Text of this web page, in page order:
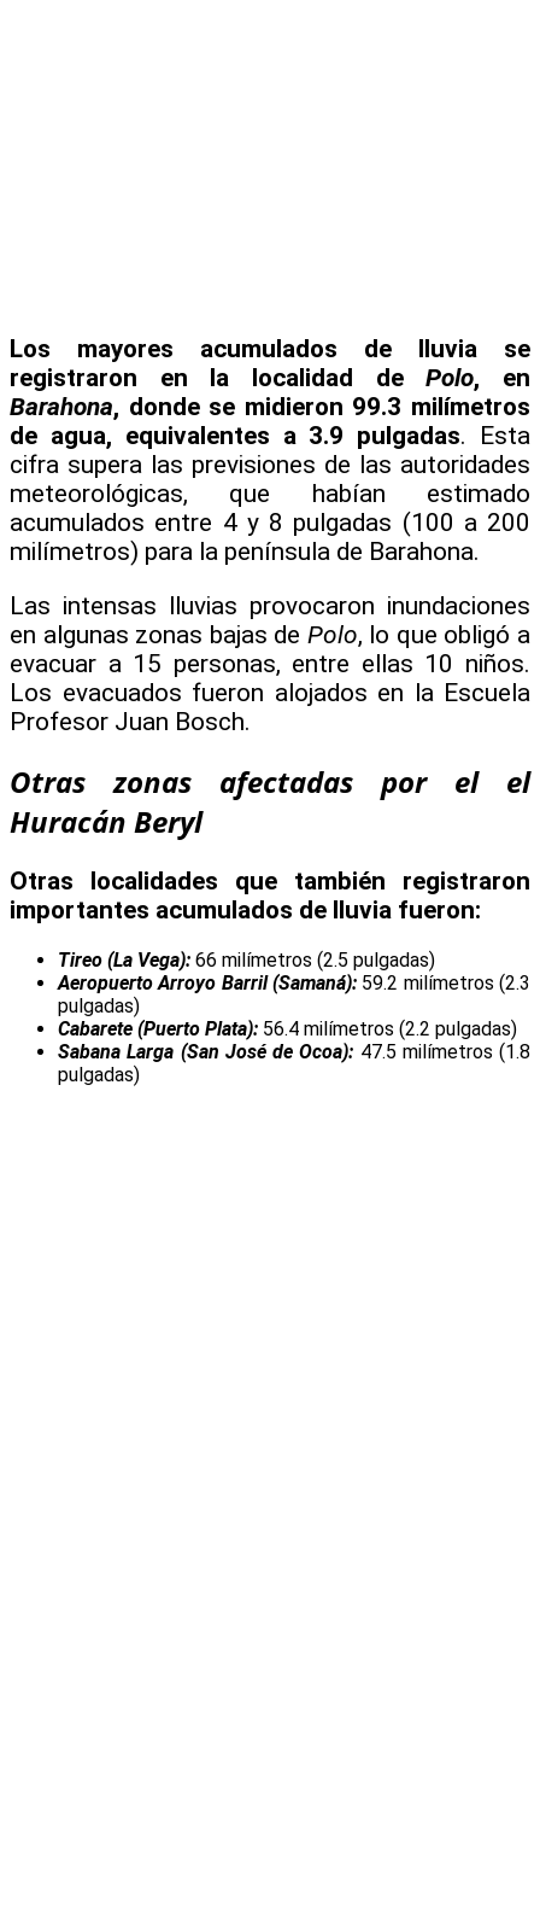
Los mayores acumulados de lluvia se
registraron en la localidad dePolo, en
Barahona, donde se midieron 99.3 milímetros
de agua, equivalentes a 3.9 pulgadas. Esta
cifra supera las previsiones de las autoridades
meteorológicas, que habían estimado
acumulados entre 4 y 8 pulgadas (100 a 200
milímetros) para la península de Barahona.
Las intensas lluvias provocaron inundaciones
en algunas zonas bajas de Polo, lo que obligó a
evacuar a 15 personas, entre ellas 10 niños.
Los evacuados fueron alojados en la Escuela
Profesor Juan Bosch.
Otras zonas afectadas por el el
Huracán Beryl
Otras localidades que también registraron
importantes acumulados de lluvia fueron:
Tireo (La Vega): 66 milímetros (2.5 pulgadas)
Aeropuerto Arroyo Barril (Samaná): 59.2 milímetros (2.3
pulgadas)
Cabarete (Puerto Plata): 56.4 milímetros (2.2 pulgadas)
Sabana Larga (San José de Ocoa): 47.5 milímetros (1.8
pulgadas)